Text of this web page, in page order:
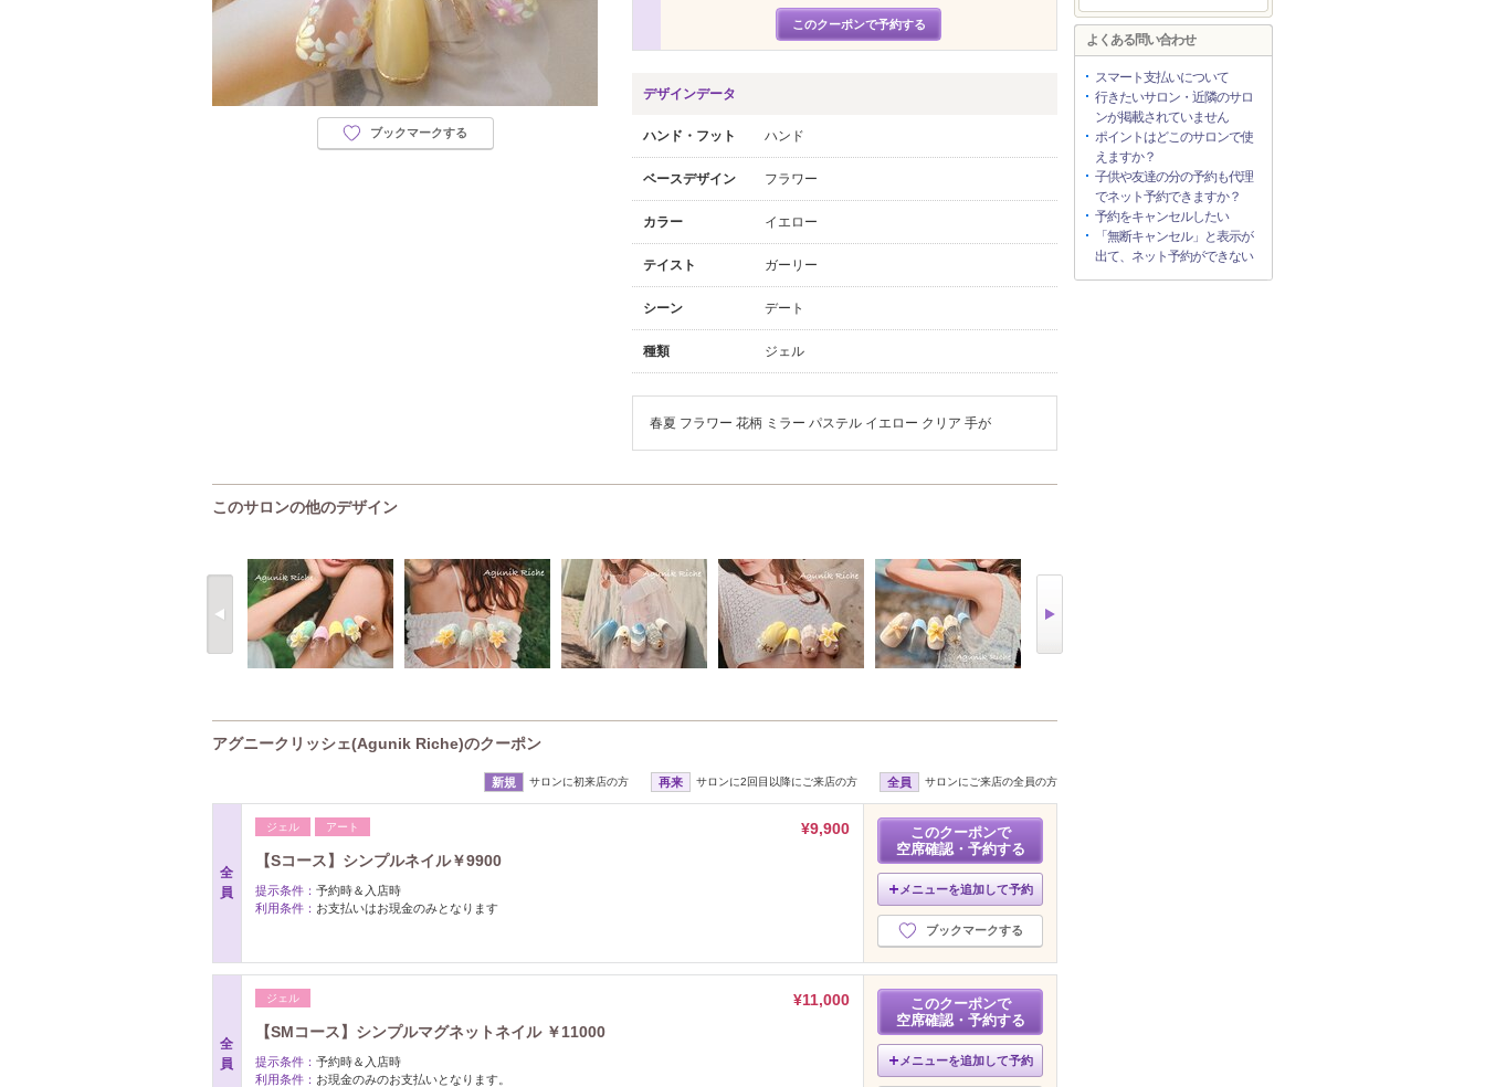
ブックマークする
このクーポンで予約する
デザインデータ
ハンド・フット ハンド
ベースデザイン フラワー
カラー イエロー
テイスト ガーリー
シーン デート
種類 ジェル
春夏 フラワー 花柄 ミラー パステル イエロー クリア 手が
このサロンの他のデザイン
アグニークリッシェ(Agunik Riche)のクーポン
新規 サロンに初来店の方 再来 サロンに2回目以降にご来店の方 全員 サロンにご来店の全員の方
全
員
ジェル アート
¥9,900
【Sコース】シンプルネイル￥9900
提示条件： 予約時＆入店時
利用条件： お支払いはお現金のみとなります
このクーポンで
空席確認・予約する
メニューを追加して予約
ブックマークする
全
員
ジェル
¥11,000
【SMコース】シンプルマグネットネイル ￥11000
提示条件： 予約時＆入店時
利用条件： お現金のみのお支払いとなります。
このクーポンで
空席確認・予約する
メニューを追加して予約
よくある問い合わせ
スマート支払いについて
行きたいサロン・近隣のサロ
ンが掲載されていません
ポイントはどこのサロンで使
えますか？
子供や友達の分の予約も代理
でネット予約できますか？
予約をキャンセルしたい
「無断キャンセル」と表示が
出て、ネット予約ができない